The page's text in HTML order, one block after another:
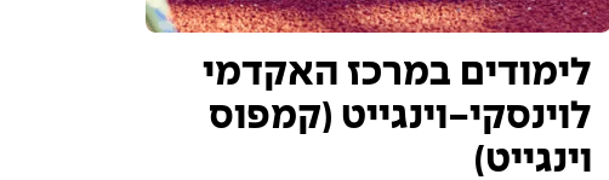
לימודים במרכז האקדמי
לוינסקי-וינגייט (קמפוס
וינגייט)